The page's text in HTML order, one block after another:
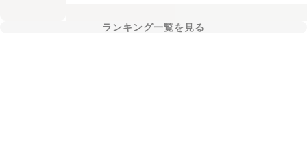
ランキング一覧を見る